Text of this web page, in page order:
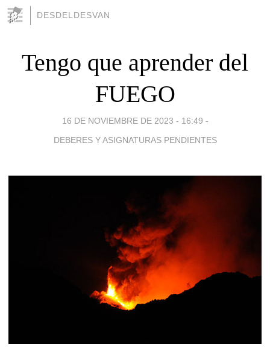
DESDELDESVAN
Tengo que aprender del
FUEGO
16 DE NOVIEMBRE DE 2023 - 16:49 -
DEBERES Y ASIGNATURAS PENDIENTES